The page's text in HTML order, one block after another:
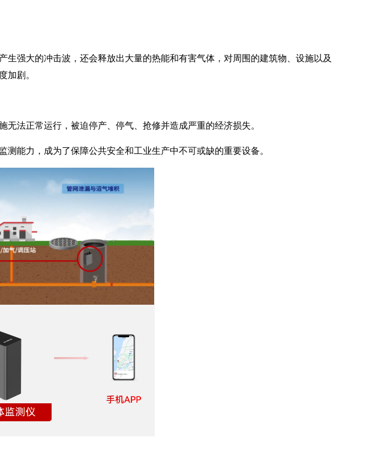
强大的冲击波，还会释放出大量的热能和有害气体，对周围的建筑物、设施以及
加剧。
法正常运行，被迫停产、停气、抢修并造成严重的经济损失。
测能力，成为了保障公共安全和工业生产中不可或缺的重要设备。